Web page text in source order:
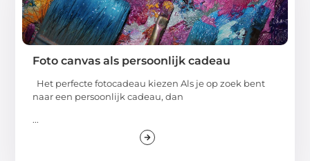
Foto canvas als persoonlijk cadeau
Het perfecte fotocadeau kiezen Als je op zoek bent
naar een persoonlijk cadeau, dan
...